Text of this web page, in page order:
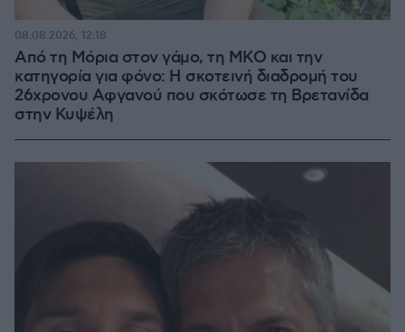
Από τη Μόρια στον γάμο, τη ΜΚΟ και την
κατηγορία για φόνο: Η σκοτεινή διαδρομή του
26χρονου Αφγανού που σκότωσε τη Βρετανίδα
στην Κυψέλη
08.08.2026, 12:18